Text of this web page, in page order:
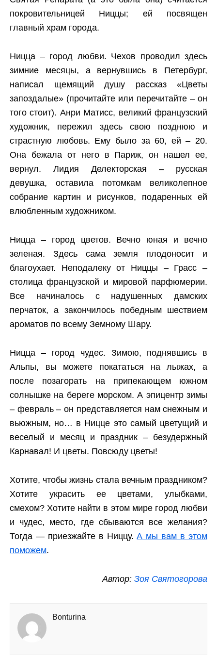
покровительницей Ниццы; ей посвящен
главный храм города.
Ницца – город любви. Чехов проводил здесь
зимние месяцы, а вернувшись в Петербург,
написал щемящий душу рассказ «Цветы
запоздалые» (прочитайте или перечитайте – он
того стоит). Анри Матисс, великий французский
художник, пережил здесь свою позднюю и
страстную любовь. Ему было за 60, ей – 20.
Она бежала от него в Париж, он нашел ее,
вернул. Лидия Делекторская – русская
девушка, оставила потомкам великолепное
собрание картин и рисунков, подаренных ей
влюбленным художником.
Ницца – город цветов. Вечно юная и вечно
зеленая. Здесь сама земля плодоносит и
благоухает. Неподалеку от Ниццы – Грасс –
столица французской и мировой парфюмерии.
Все начиналось с надушенных дамских
перчаток, а закончилось победным шествием
ароматов по всему Земному Шару.
Ницца – город чудес. Зимою, поднявшись в
Альпы, вы можете покататься на лыжах, а
после позагорать на припекающем южном
солнышке на береге морском. А эпицентр зимы
– февраль – он представляется нам снежным и
вьюжным, но… в Ницце это самый цветущий и
веселый и месяц и праздник – безудержный
Карнавал! И цветы. Повсюду цветы!
Хотите, чтобы жизнь стала вечным праздником?
Хотите украсить ее цветами, улыбками,
смехом? Хотите найти в этом мире город любви
и чудес, место, где сбываются все желания?
Тогда — приезжайте в Ниццу.А мы вам в этом
поможем.
Автор: Зоя Святогорова
Bonturina